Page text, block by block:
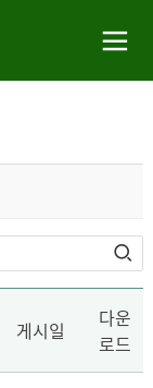
게시일
다운
로드